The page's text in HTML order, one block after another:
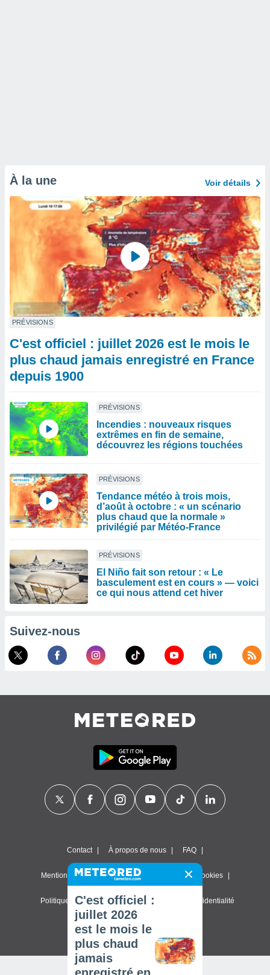
À la une Voir détails
PRÉVISIONS
C'est officiel : juillet 2026 est le mois le
plus chaud jamais enregistré en France
depuis 1900
PRÉVISIONS
Incendies : nouveaux risques
extrêmes en fin de semaine,
découvrez les régions touchées
PRÉVISIONS
Tendance météo à trois mois,
d’août à octobre : « un scénario
plus chaud que la normale »
privilégié par Météo-France
PRÉVISIONS
El Niño fait son retour : « Le
basculement est en cours » — voici
ce qui nous attend cet hiver
Suivez-nous
Contact À propos de nous FAQ
Mentions légales & Conditions d'utilisation Cookies
Politique de confidentialité Paramètres de confidentialité
© 2026 Meteored. Tous droits réservés
C'est officiel :
juillet 2026
est le mois le
plus chaud
jamais